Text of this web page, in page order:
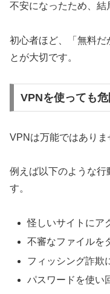
不安になったため、結
初心者ほど、「無料だ
とが大切です。
VPNを使っても
VPNは万能ではありま
例えば以下のような
す。
怪しいサイトにア
不審なファイルを
フィッシング詐欺
パスワードを使い